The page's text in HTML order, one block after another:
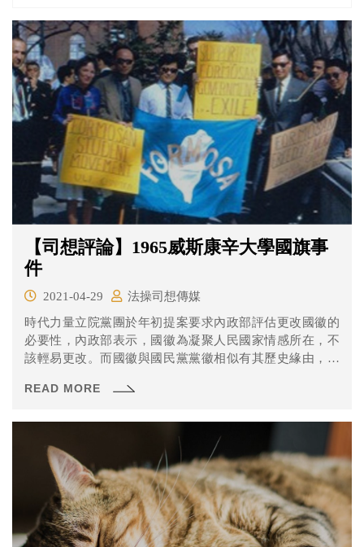
的分析。
【司想評論】1965威斯康辛大學國旗事
件
2021-04-29
法操司想傳媒
時代力量立院黨團於年初提案要求內政部評估更改國徽的
必要性，內政部表示，國徽為凝聚人民國家情感所在，不
該輕易更改。而國徽與國民黨黨徽相似有其歷史緣由，但
READ MORE